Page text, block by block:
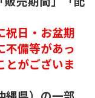
日・お盆期
不備等があっ
とがございま